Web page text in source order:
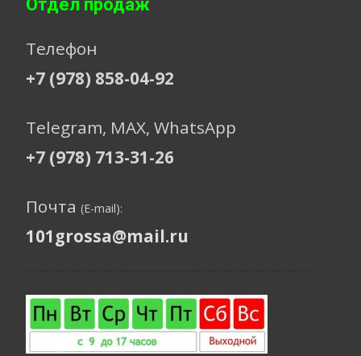
Отдел продаж
Телефон
+7 (978) 858-04-92
Telegram, МАХ, WhatsApp
+7 (978) 713-31-26
Почта (E-mail):
101grossa@mail.ru